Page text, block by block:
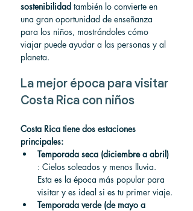
sostenibilidad también lo convierte en
una gran oportunidad de enseñanza
para los niños, mostrándoles cómo
viajar puede ayudar a las personas y al
planeta.
La mejor época para visitar
Costa Rica con niños
Costa Rica tiene dos estaciones
principales:
Temporada seca (diciembre a abril)
: Cielos soleados y menos lluvia.
Esta es la época más popular para
visitar y es ideal si es tu primer viaje.
Temporada verde (de mayo a